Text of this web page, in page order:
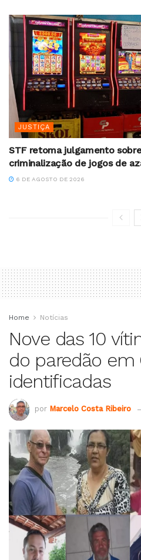
JUSTIÇA
STF retoma julgamento
criminalização de jogos de
6 DE AGOSTO DE 2026
Home Notícias
Nove das 10
do paredão em
identificadas
por Marcelo Costa Ribeiro